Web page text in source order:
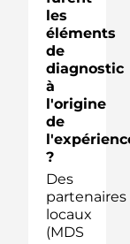
les
éléments
de
diagnostic
à
l'origine
de
?
Des
partenaires
locaux
(MDS